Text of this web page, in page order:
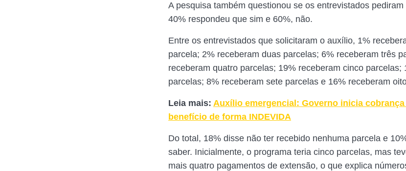
A pesquisa também questionou se os entrevistados
40% respondeu que sim e 60%, não.
Entre os entrevistados que solicitaram o auxílio, 1%
parcela; 2% receberam duas parcelas; 6% receberam três
receberam quatro parcelas; 19% receberam cinco parcelas;
parcelas; 8% receberam sete parcelas e 16% receberam
Leia mais: Auxílio emergencial: Governo inicia cobrança
benefício de forma INDEVIDA
Do total, 18% disse não ter recebido nenhuma parcela e
saber. Inicialmente, o programa teria cinco parcelas, mas
mais quatro pagamentos de extensão, o que explica